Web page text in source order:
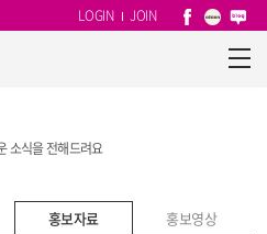
LOGIN JOIN
소식을 전해드려요
홍보자료 홍보영상